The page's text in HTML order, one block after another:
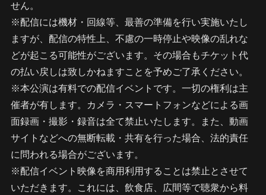
せん。
※配信には機材・回線等、最善の準備を行い実施いたし
ますが、配信の特性上、不慮の一時停止や映像の乱れな
どが起こる可能性がございます。その場合もチケット代
の払い戻しは致しかねますことを予めご了承ください。
※本公演は有料での配信イベントです。一切の権利は主
催者が有します。カメラ・スマートフォンなどによる画
面録画・撮影・録音は全て禁止いたします。また、動画
サイトなどへの無断転載・共有を行った場合、法的責任
に問われる場合がございます。
※配信イベント映像を商用利用することは禁止とさせて
いただきます。これには、飲食店、広間等で聴衆から料